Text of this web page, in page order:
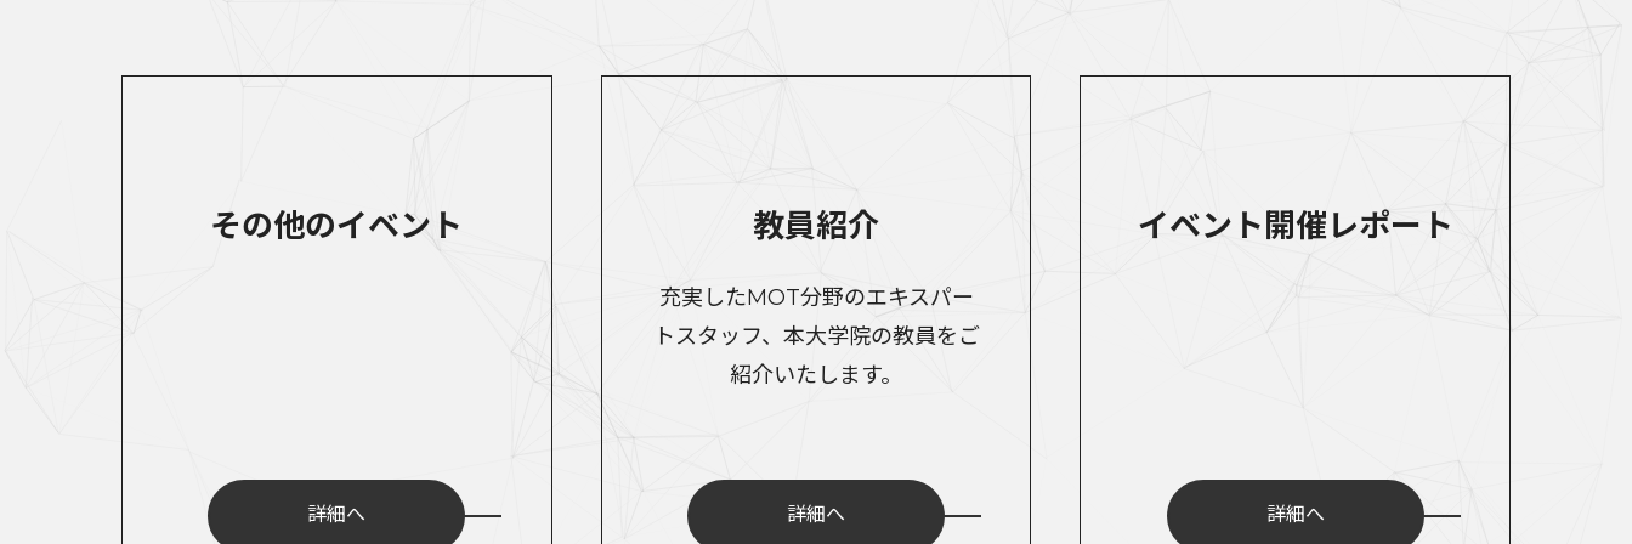
その他のイベント
詳細へ
教員紹介
充実したMOT分野のエキスパー
トスタッフ、本大学院の教員をご
紹介いたします。
詳細へ
イベント開催レポート
詳細へ